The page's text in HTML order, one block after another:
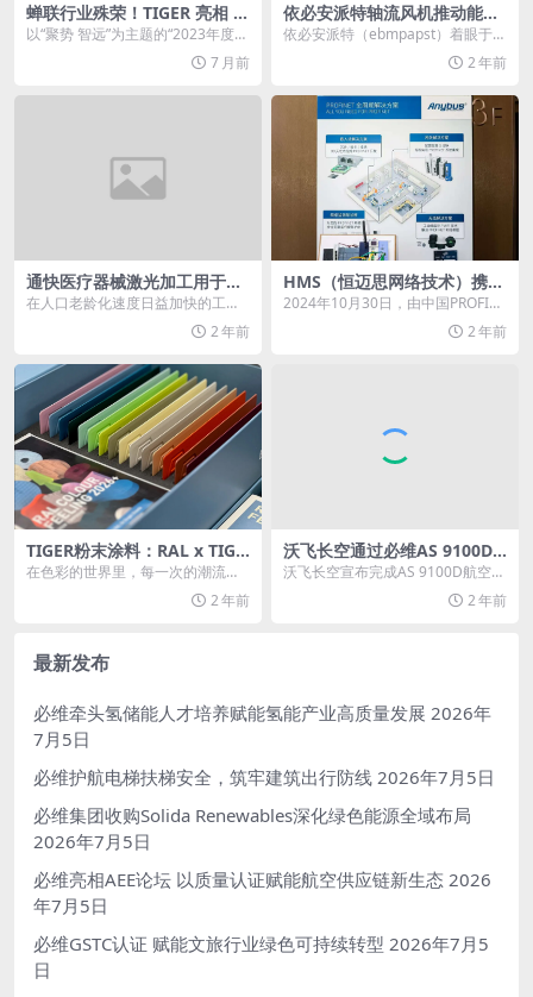
蝉联行业殊荣！TIGER 亮相 2
023 涂料品牌盛会，彰显粉末
涂料年度影响力标杆实力
以“聚势 智远”为主题的“2023年度涂
料行业高峰论坛&防水行业高峰论
7 月前
依必安派特轴流风机推动能源
革命
依必安派特（ebmpapst）着眼于清
洁能源的未来发展，为燃气供热技
2 年前
通快医疗器械激光加工用于制
造医疗器械
在人口老龄化速度日益加快的工业
化国家，微创外科手术的需求持续
2 年前
HMS（恒迈思网络技术）携B
40 Mini新品亮相PI-China武
2024年10月30日，由中国PROFIB
2 年前
TIGER粉末涂料：RAL x TIGE
R联名趋势色板2026+
在色彩的世界里，每一次的潮流更
迭都如同一次心灵的触动，引领我
2 年前
沃飞长空通过必维AS 9100D
航空管理体系扩项认证
沃飞长空宣布完成AS 9100D航空管
理体系认证，将“民用航空器和民用
2 年前
最新发布
必维牵头氢储能人才培养赋能氢能产业高质量发展 2026年
7月5日
必维护航电梯扶梯安全，筑牢建筑出行防线 2026年7月5日
必维集团收购Solida Renewables深化绿色能源全域布局
2026年7月5日
必维亮相AEE论坛 以质量认证赋能航空供应链新生态 2026
年7月5日
必维GSTC认证 赋能文旅行业绿色可持续转型 2026年7月5
日